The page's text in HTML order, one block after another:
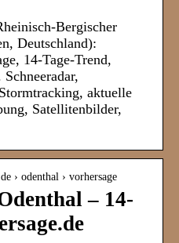
Bergischer
Deutschland):
14-Tage-Trend,
aktuelle
Satellitenbilder,
› odenthal › vorhersage
– 14-